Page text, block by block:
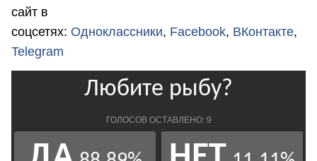
сайт в
соцсетях: Одноклассники, Facebook, ВКонтакте,
Telegram